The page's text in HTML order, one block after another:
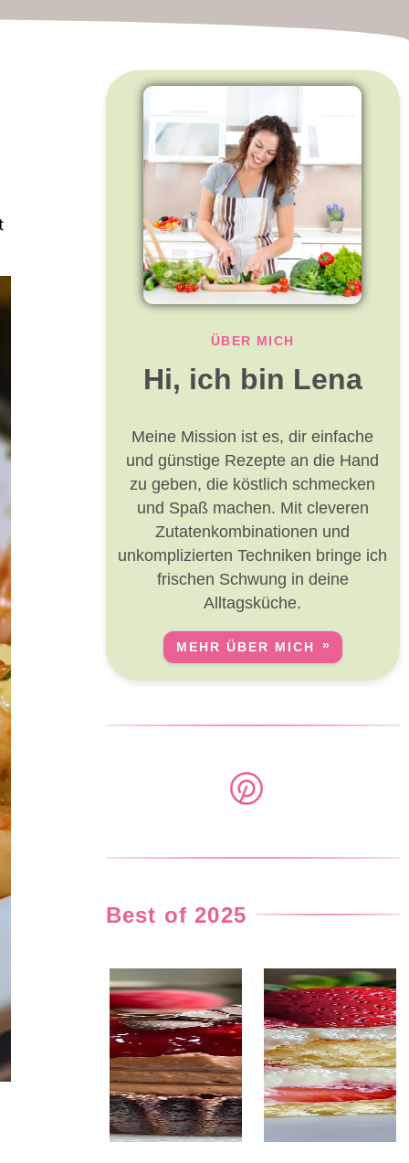
ÜBER MICH
Hi, ich bin Lena
Meine Mission ist es, dir einfache
und günstige Rezepte an die Hand
zu geben, die köstlich schmecken
und Spaß machen. Mit cleveren
Zutatenkombinationen und
unkomplizierten Techniken bringe ich
frischen Schwung in deine
Alltagsküche.
MEHR ÜBER MICH
Best of 2025